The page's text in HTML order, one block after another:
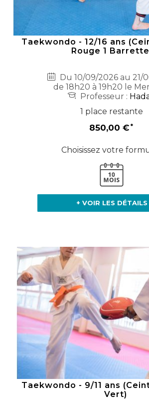
Taekwondo - 12/16 ans
Rouge 1
Du 10/09/2026 au 21/
de 18h20 à 19h20 le
Professeur :
1 place restante
850,00 €
Choisissez votre
+ VOIR LES DÉTAILS
Taekwondo - 9/11 ans
Vert)